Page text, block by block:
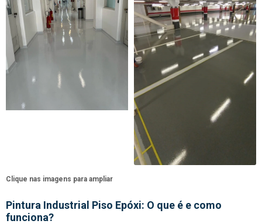
Clique nas imagens para ampliar
Pintura Industrial Piso Epóxi: O que é e como
funciona?